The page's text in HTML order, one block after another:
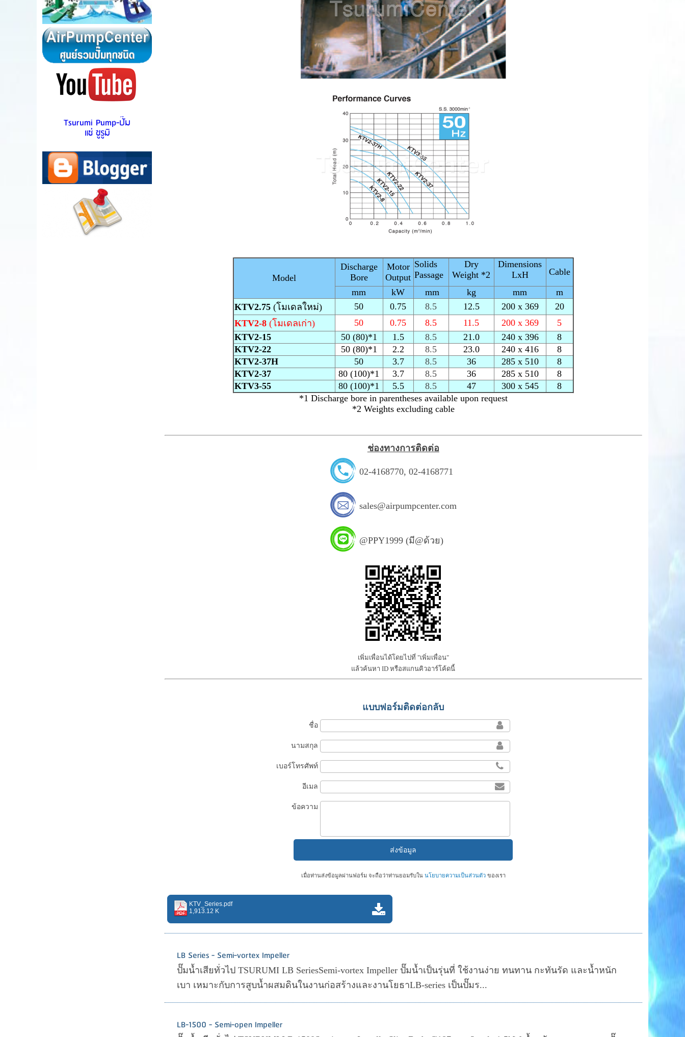
Tsurumi Pump-ปั๊ม
แช่ ซูรูมิ
Model
Discharge
Bore
Motor
Output
Solids
Passage
Dry
Weight *2
Dimensions
LxH
Cable
mm
kW mm kg mm
m
KTV2.75(โมเดลใหม่) 50 0.75 8.5 12.5 200 x 369
20
KTV2-8(โมเดลเก่า) 50 0.75 8.5 11.5 200 x 369
5
KTV2-15
50 (80)*1 1.5 8.5 21.0 240 x 396
8
KTV2-22
50 (80)*1 2.2 8.5 23.0 240 x 416
8
KTV2-37H
50 3.7 8.5 36 285 x 510
8
KTV2-37
80 (100)*1 3.7 8.5 36 285 x 510
8
KTV3-55
80 (100)*1 5.5 8.5 47 300 x 545
8
*1 Discharge bore in parentheses available upon request
*2 Weights excluding cable
ช่องทางการติดต่อ
02-4168770,02-4168771
sales@airpumpcenter.com
@PPY1999 (มี@ด้วย)
เพิ่มเพื่อนได้โดยไปที่ "เพิ่มเพื่อน"
แล้วค้นหา ID หรือสแกนคิวอาร์โค้ดนี้
แบบฟอร์มติดต่อกลับ
ชื่อ
นามสกุล
เบอร์โทรศัพท์
อีเมล
ข้อความ
เมื่อท่านส่งข้อมูลผ่านฟอร์ม จะถือว่าท่านยอมรับในนโยบายความเป็นส่วนตัว ของเรา
KTV_Series.pdf
1,913.12 K
LB Series - Semi-vortex Impeller
ปั๊มน้ำเสียทั่วไป TSURUMI LB SeriesSemi-vortex Impeller ปั๊มน้ำเป็นรุ่นที่ ใช้งานง่าย ทนทาน กะทันรัด และน้ำหนัก
เบา เหมาะกับการสูบน้ำผสมดินในงานก่อสร้างและงานโยธาLB-series เป็นปั๊มร...
LB-1500 - Semi-open Impeller